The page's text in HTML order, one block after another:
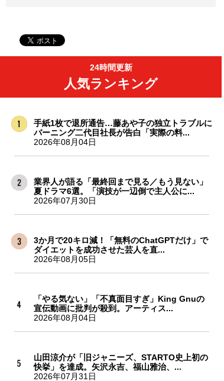
24時間更新
人気ランキング
手紙1枚で退所通告…藤あや子の独立トラブルに
バーニング二代目社長が告白「実際の料...
2026年08月04日
業界人が語る「最終回まで見る／もう見ない」
夏ドラマ6選。「演技が一辺倒で主人公に...
2026年07月30日
3か月で20キロ減！「無料のChatGPTだけ」で
ダイエットを成功させた芸人を直...
2026年08月05日
「やる気ない」「不真面目すぎ」King Gnuの
宣伝動画に批判が殺到。アーティス...
2026年08月04日
山田涼介が「旧ジャニーズ、STARTO史上初の
快挙」を達成。矢沢永吉、福山雅治、...
2026年07月31日